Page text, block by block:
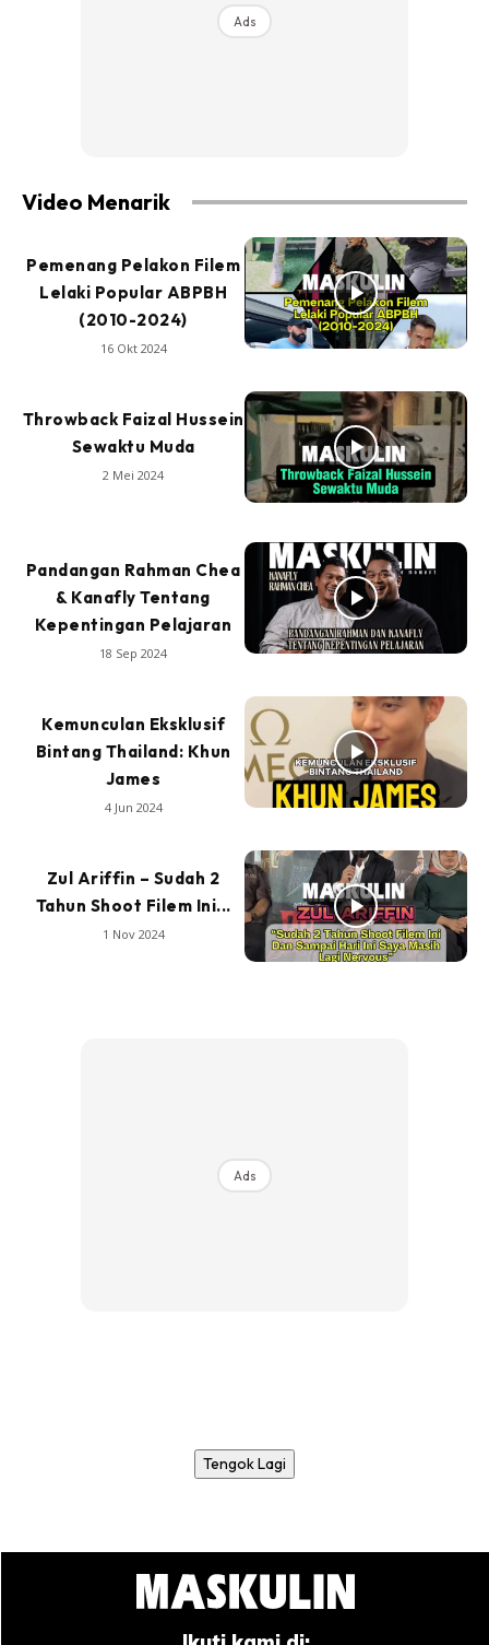
Ads
Video Menarik
Pemenang Pelakon Filem
Lelaki Popular ABPBH
(2010-2024)
16 Okt 2024
Throwback Faizal Hussein
Sewaktu Muda
2 Mei 2024
Pandangan Rahman Chea
& Kanafly Tentang
Kepentingan Pelajaran
18 Sep 2024
Kemunculan Eksklusif
Bintang Thailand: Khun
James
4 Jun 2024
Zul Ariffin – Sudah 2
Tahun Shoot Filem Ini...
1 Nov 2024
Ads
Tengok Lagi